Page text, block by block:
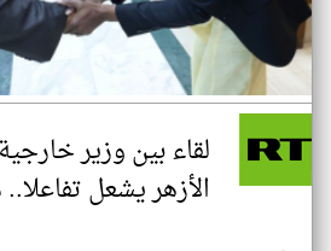
لقاء بين وزير
الأزهر يشعل